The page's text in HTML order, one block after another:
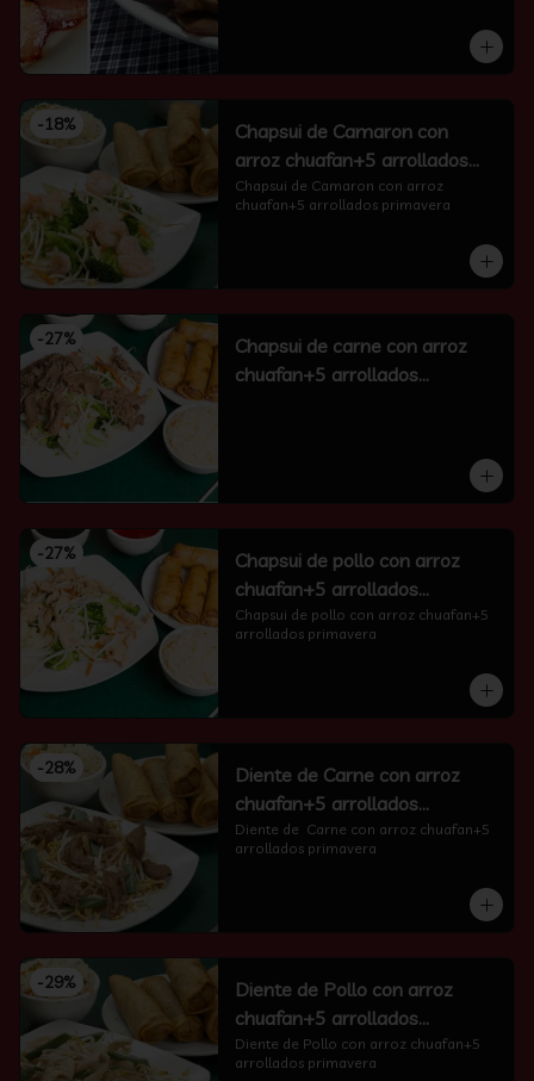
-18%
Chapsui de Camaron con
arroz chuafan+5 arrollados
primavera
Chapsui de Camaron con arroz
chuafan+5 arrollados primavera
-27%
Chapsui de carne con arroz
chuafan+5 arrollados
-27%
Chapsui de pollo con arroz
chuafan+5 arrollados
primavera
Chapsui de pollo con arroz chuafan+5
arrollados primavera
-28%
Diente de Carne con arroz
chuafan+5 arrollados
primavera
Diente de  Carne con arroz chuafan+5
arrollados primavera
-29%
Diente de Pollo con arroz
chuafan+5 arrollados
primavera
Diente de Pollo con arroz chuafan+5
arrollados primavera